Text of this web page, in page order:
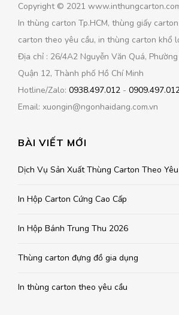
Copyright © 2021
In thùng carton Tp.HCM, thùng giấy
carton theo yêu cầu, in thùng carton khổ
Địa chỉ : 26/4A2 Nguyễn Văn Quá,
Quận 12, Thành phố Hồ Chí Minh
Hotline/Zalo: 0938.497.012 -
Email: xuongin@ngonhaidang.com.vn
BÀI VIẾT MỚI
Dịch Vụ Sản Xuất Thùng Carton Theo Yêu
In Hộp Carton Cứng Cao Cấp
In Hộp Bánh Trung Thu 2026
Thùng carton đựng đồ gia dụng
In thùng carton theo yêu cầu